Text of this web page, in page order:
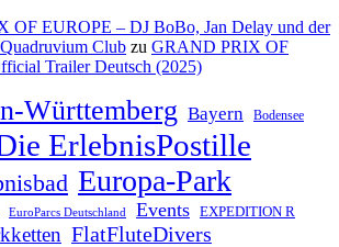
OF EUROPE – DJ BoBo, Jan Delay und der
Club zu GRAND PRIX OF
Trailer Deutsch (2025)
Württemberg Bayern Bodensee
ErlebnisPostille
Europa-Park
EuroParcs Deutschland Events EXPEDITION R
FlatFluteDivers